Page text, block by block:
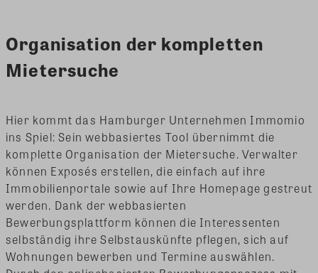
Organisation der kompletten
Mietersuche
Hier kommt das Hamburger Unternehmen Immomio
ins Spiel: Sein webbasiertes Tool übernimmt die
komplette Organisation der Mietersuche. Verwalter
können Exposés erstellen, die einfach auf ihre
Immobilienportale sowie auf Ihre Homepage gestreut
werden. Dank der webbasierten
Bewerbungsplattform können die Interessenten
selbständig ihre Selbstauskünfte pflegen, sich auf
Wohnungen bewerben und Termine auswählen.